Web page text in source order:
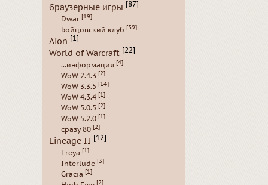
браузерные игры [87]
Dwar [19]
Бойцовский клуб [39]
Aion [1]
World of Warcraft [22]
...информация [4]
WoW 2.4.3 [2]
WoW 3.3.5 [14]
WoW 4.3.4 [1]
WoW 5.0.5 [2]
WoW 5.2.0 [1]
сразу 80 [2]
Lineage II [12]
Freya [1]
Interlude [3]
Gracia [1]
[2]